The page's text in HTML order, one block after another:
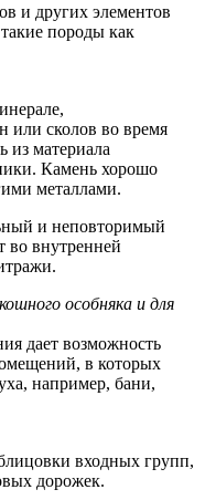
и других элементов
породы как
или сколов во время
из материала
Камень хорошо
металлами.
и неповторимый
внутренней
особняка и для
дает возможность
в которых
например, бани,
входных групп,
дорожек.